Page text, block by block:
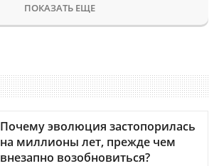
ПОКАЗАТЬ ЕЩЕ
Почему эволюция застопорилась
на миллионы лет, прежде чем
внезапно возобновиться?